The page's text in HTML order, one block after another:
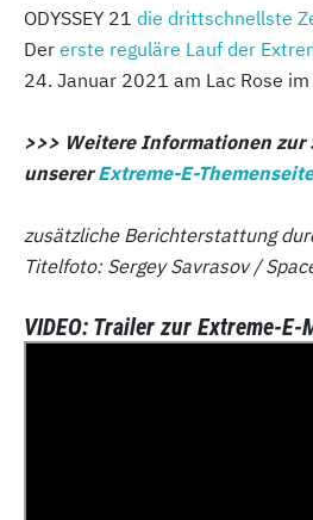
ODYSSEY 21 die drittschnellste
Der erste reguläre Lauf der
24. Januar 2021 am Lac Rose
>>> Weitere Informationen zur
unsererExtreme-E-Themenseite
zusätzliche Berichterstattung
Titelfoto: Sergey Savrasov /
VIDEO: Trailer zur Extreme-